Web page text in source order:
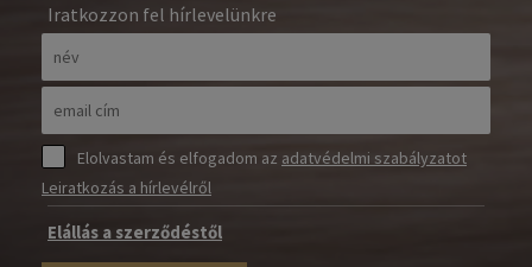
Iratkozzon fel hírlevelünkre
Elolvastam és elfogadom az adatvédelmi szabályzatot
Leiratkozás a hírlevélről
Elállás a szerződéstől